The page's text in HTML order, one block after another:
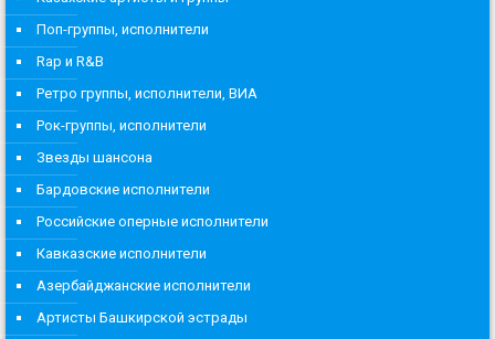
Поп-группы, исполнители
Rap и R&B
Ретро группы, исполнители, ВИА
Рок-группы, исполнители
Звезды шансона
Бардовские исполнители
Российские оперные исполнители
Кавказские исполнители
Азербайджанские исполнители
Артисты Башкирской эстрады